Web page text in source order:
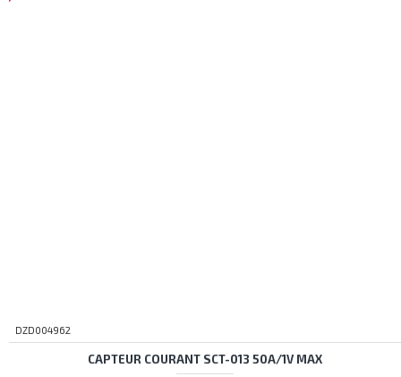
DZD004962
CAPTEUR COURANT SCT-013 50A/1V MAX